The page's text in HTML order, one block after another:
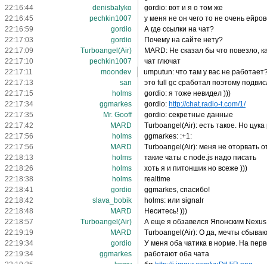
22:16:44
denisbalyko
gordio: вот и я о том же
22:16:45
pechkin1007
у меня не он чего то не очень
22:16:59
gordio
А где ссылки на чат?
22:17:03
gordio
Почему на сайте нету?
22:17:09
Turboangel(Air)
MARD: Не сказал бы что повезло,
22:17:10
pechkin1007
чат глючат
22:17:11
moondev
umputun: что там у вас не
22:17:13
san
это full gc сработал поэтому
22:17:15
holms
gordio: я тоже невидел )))
22:17:34
ggmarkes gordio: http://chat.radio-t.com/1/
22:17:35
Mr. Gooff
gordio: секретные данные
22:17:42
MARD
Turboangel(Air): есть такое. Но
22:17:56
holms
ggmarkes: :+1:
22:17:56
MARD
Turboangel(Air): меня не оторвать
22:18:13
holms
такие чаты с node.js надо писать
22:18:26
holms
хоть я и питоншик но всеже )))
22:18:38
holms
realtime
22:18:41
gordio
ggmarkes, спасибо!
22:18:42
slava_bobik
holms: или signalr
22:18:48
MARD
Неситесь! )))
22:18:57
Turboangel(Air)
А еще я обзавелся Японским Nexus
22:19:19
MARD
Turboangel(Air): О да, мечты
22:19:34
gordio
У меня оба чатика в норме. На
22:19:34
ggmarkes
работают оба чата